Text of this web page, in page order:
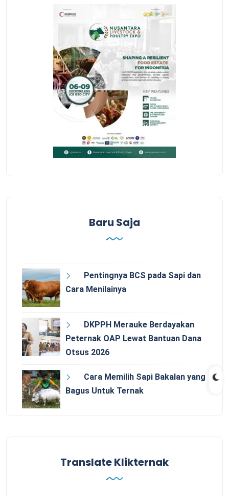
Baru Saja
Pentingnya BCS pada Sapi dan
Cara Menilainya
DKPPH Merauke Berdayakan
Peternak OAP Lewat Bantuan Dana
Otsus 2026
Cara Memilih Sapi Bakalan yang
Bagus Untuk Ternak
Translate Klikternak